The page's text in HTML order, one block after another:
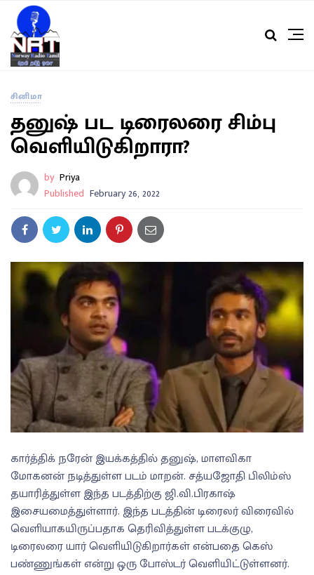
சினிமா
தனுஷ் பட டிரைலரை சிம்பு
வெளியிடுகிறாரா?
by Priya
Published February 26, 2022
கார்த்திக் நரேன் இயக்கத்தில் தனுஷ், மாளவிகா
மோகனன் நடித்துள்ள படம் மாறன். சத்யஜோதி பிலிம்ஸ்
தயாரித்துள்ள இந்த படத்திற்கு ஜி.வி.பிரகாஷ்
இசையமைத்துள்ளார். இந்த படத்தின் டிரைலர் விரைவில்
வெளியாகயிருப்பதாக தெரிவித்துள்ள படக்குழு,
டிரைலரை யார் வெளியிடுகிறார்கள் என்பதை கெஸ்
பண்ணுங்கள் என்று ஒரு போஸ்டர் வெளியிட்டுள்ளனர்.